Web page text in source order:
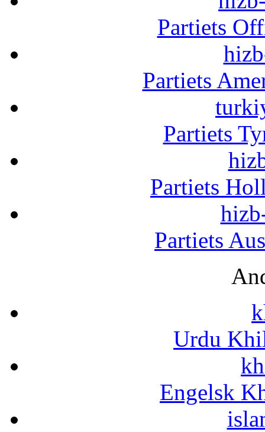
Partiets
Partiets
Partiets
Partiets
Partiets
Urdu
Engelsk